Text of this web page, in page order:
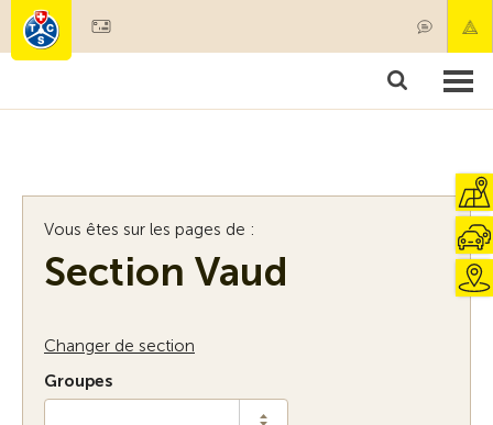
Membres & prestations
Vous êtes sur les pages de :
Section Vaud
Changer de section
Groupes